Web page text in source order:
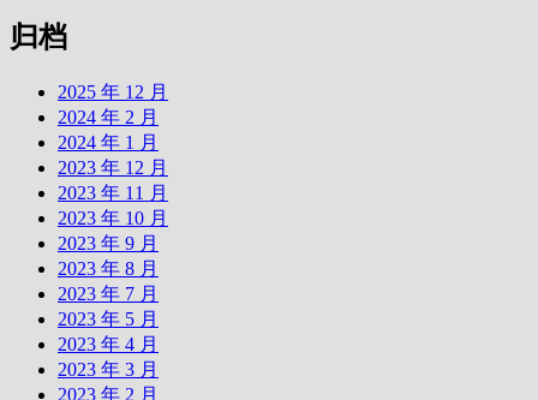
归档
2025 年 12 月
2024 年 2 月
2024 年 1 月
2023 年 12 月
2023 年 11 月
2023 年 10 月
2023 年 9 月
2023 年 8 月
2023 年 7 月
2023 年 5 月
2023 年 4 月
2023 年 3 月
2023 年 2 月